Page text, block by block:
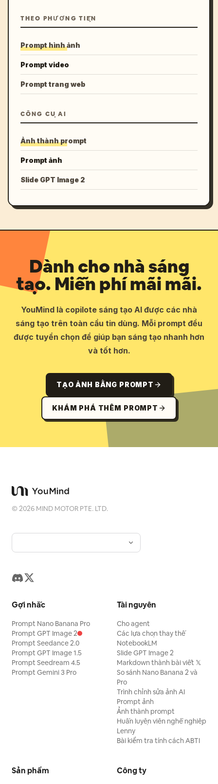
THEO PHƯƠNG TIỆN
Prompt hình ảnh
Prompt video
Prompt trang web
CÔNG CỤ AI
Ảnh thành prompt
Prompt ảnh
Slide GPT Image 2
Dành cho nhà sáng
tạo. Miễn phí mãi mãi.
YouMind là copilote sáng tạo AI được các nhà
sáng tạo trên toàn cầu tin dùng. Mỗi prompt đều
được tuyển chọn để giúp bạn sáng tạo nhanh hơn
và tốt hơn.
TẠO ẢNH BẰNG PROMPT
KHÁM PHÁ THÊM PROMPT
©2026 MIND MOTOR PTE. LTD.
Gợi nhắc
Prompt Nano Banana Pro
Prompt GPT Image 2
Prompt Seedance 2.0
Prompt GPT Image 1.5
Prompt Seedream 4.5
Prompt Gemini 3 Pro
Tài nguyên
Cho agent
Các lựa chọn thay thế
NotebookLM
Slide GPT Image 2
Markdown thành bài viết 𝕏
So sánh Nano Banana 2 và
Pro
Trình chỉnh sửa ảnh AI
Prompt ảnh
Ảnh thành prompt
Huấn luyện viên nghề nghiệp
Lenny
Bài kiểm tra tính cách ABTI
Sản phẩm Công ty